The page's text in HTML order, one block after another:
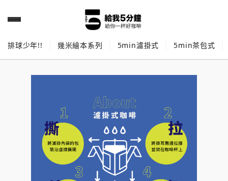
排球少年!! 幾米繪本系列 5min濾掛式 5min茶包式